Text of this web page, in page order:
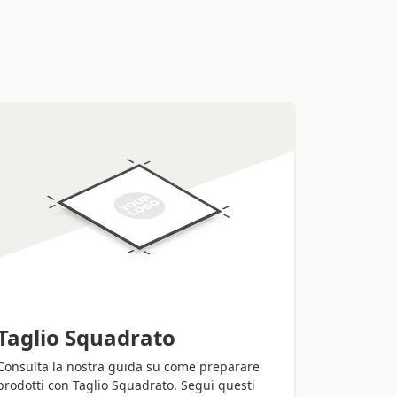
tu stesso a decidere i dettagli della
in modo semplice e veloce, seguendo
personalizzate ti basta impostare le
e confermare l’ordine. Se hai
il file insieme al preventivo calcolato
Squadrato
la nostra guida su come preparare
con Taglio Squadrato. Segui questi